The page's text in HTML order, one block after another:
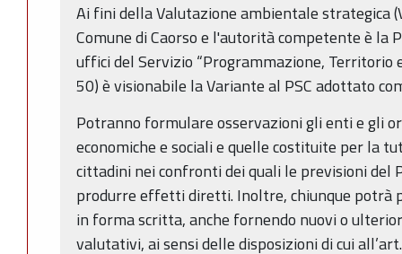
Ai fini della Valutazione ambientale strategica
Comune di Caorso e l'autorità competente è la
uffici del Servizio “Programmazione, Territorio
50) è visionabile la Variante al PSC adottato
Potranno formulare osservazioni gli enti e gli
economiche e sociali e quelle costituite per la
cittadini nei confronti dei quali le previsioni del
produrre effetti diretti. Inoltre, chiunque potrà
in forma scritta, anche fornendo nuovi o
valutativi, ai sensi delle disposizioni di cui